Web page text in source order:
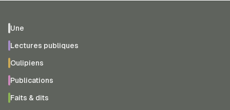
Une
Lectures publiques
Oulipiens
Publications
Faits & dits